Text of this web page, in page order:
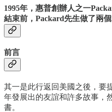
1995年，惠普創辦人之一
結束前，Packard先生做了兩個
前言
其一是此行返回美國之後，要
年發展出的友誼和許多故事，
書。